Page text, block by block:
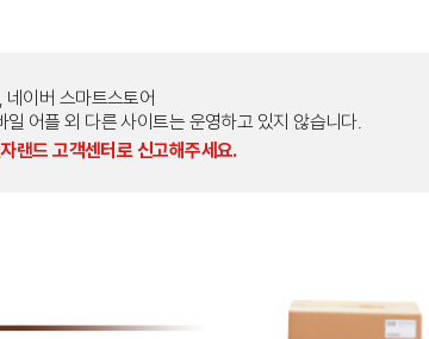
이버 스마트스토어
어플 외 다른 사이트는 운영하고 있지 않습니다.
랜드 고객센터로 신고해주세요.